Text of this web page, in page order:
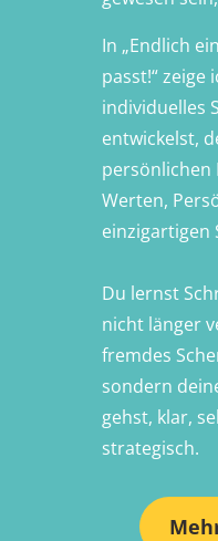
In „Endlich
passt!“ zeige
individuelles
entwickelst,
persönlichen
Werten,
einzigartigen
Du lernst
nicht länger
fremdes
sondern
gehst, klar,
strategisch.